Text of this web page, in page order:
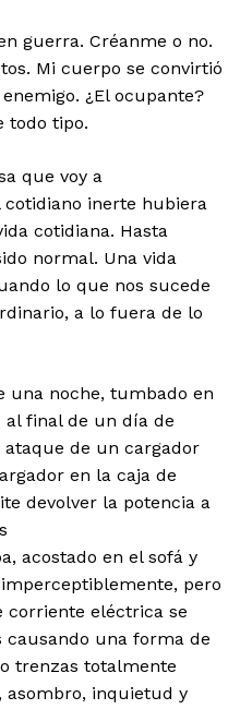
guerra. Créanme o no.
Mi cuerpo se convirtió
¿El ocupante?
todo tipo.
que voy a
inerte hubiera
cotidiana. Hasta
normal. Una vida
lo que nos sucede
a lo fuera de lo
una noche, tumbado en
al final de un día de
de un cargador
en la caja de
devolver la potencia a
acostado en el sofá y
pero
corriente eléctrica se
una forma de
trenzas totalmente
asombro, inquietud y